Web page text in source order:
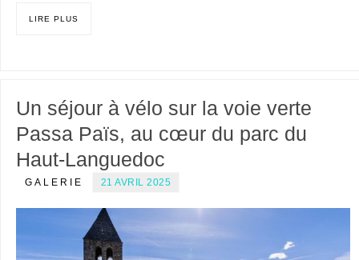
LIRE PLUS
Un séjour à vélo sur la voie verte
Passa Païs, au cœur du parc du
Haut-Languedoc
GALERIE 21 AVRIL 2025